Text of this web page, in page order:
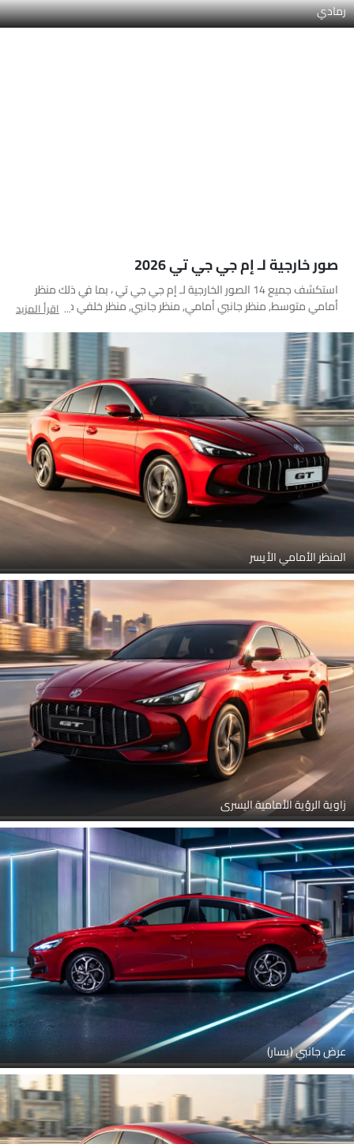
رمادي
صور خارجية لـ إم جي جي تي 2026
استكشف جميع 14 الصور الخارجية لـ إم جي جي تي ، بما في ذلك منظر
أمامي متوسط, منظر جانبي أمامي, منظر جانبي, منظر خلفي جانبي
متقاطع, منظر خلفي كامل, منظر أمامي جانبي متقاطع, مصباح أمامي,
مصباح خلفي, فتحة السقف/القمرية, عجلة, مصباح الضباب الأمامي, منظر
الشبك الأمامي, مرآة السائق الأمامية زاوية, عرض متقاطع خلفي
اقرأ المزيد
المنظر الأمامي الأيسر
زاوية الرؤية الأمامية اليسرى
عرض جانبي (يسار)